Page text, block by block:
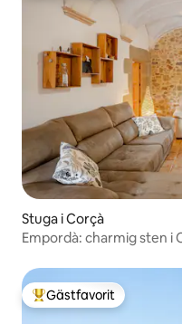
Stuga i Corçà
Empordà: charmig sten i
Populär gästfavorit
Gästfavorit